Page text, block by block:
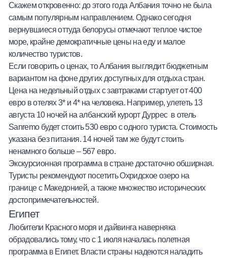
Скажем откровенно: до этого года Албания точно не была
самым популярным направлением. Однако сегодня
вернувшиеся оттуда белорусы отмечают теплое чистое
море, крайне демократичные цены на еду и малое
количество туристов.
Если говорить о ценах, то Албания выглядит бюджетным
вариантом на фоне других доступных для отдыха стран.
Цена на недельный отдых с завтраками стартует от 400
евро в отелях 3* и 4* на человека. Например, улететь13
августа 10 ночей на албанский курорт Дуррес в отель
Sanremo будет стоить 530 евро с одного туриста. Стоимость
указана без питания. 14 ночей там же будут стоить
ненамного больше – 567 евро.
Экскурсионная программа в стране достаточно обширная.
Туристы рекомендуют посетить Охридское озеро на
границе с Македонией, а также множество исторических
достопримечательностей.
Египет
Любители Красного моря и дайвинга наверняка
обрадовались тому, что с 1 июля началась полетная
программа в Египет. Власти страны надеются наладить